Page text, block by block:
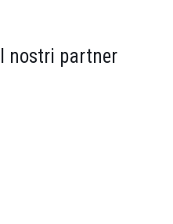
I nostri partner